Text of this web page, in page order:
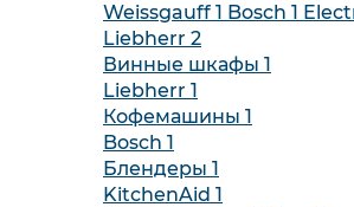
Weissgauff 1 Bosch 1
Liebherr 2
Винные шкафы 1
Liebherr 1
Кофемашины 1
Bosch 1
Блендеры 1
KitchenAid 1